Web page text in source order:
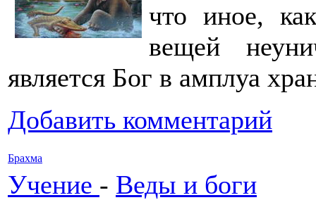
что иное,
вещей
является Бог в амплуа
Добавить комментарий
Брахма
Учение - Веды и боги